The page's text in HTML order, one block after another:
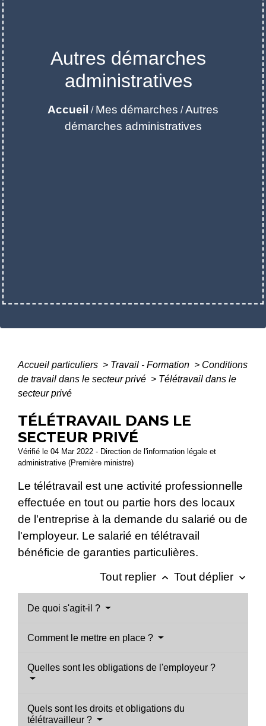
Autres démarches
administratives
Accueil / Mes démarches /Autres
démarches administratives
Accueil particuliers > Travail - Formation > Conditions
de travail dans le secteur privé > Télétravail dans le
secteur privé
TÉLÉTRAVAIL DANS LE
SECTEUR PRIVÉ
Vérifié le 04 Mar 2022 - Direction de l'information légale et
administrative (Première ministre)
Le télétravail est une activité professionnelle
effectuée en tout ou partie hors des locaux
de l'entreprise à la demande du salarié ou de
l'employeur. Le salarié en télétravail
bénéficie de garanties particulières.
Tout replier keyboard_arrow_up Tout déplier keyboard_arrow_down
De quoi s'agit-il ?
Comment le mettre en place ?
Quelles sont les obligations de l'employeur ?
Quels sont les droits et obligations du
télétravailleur ?